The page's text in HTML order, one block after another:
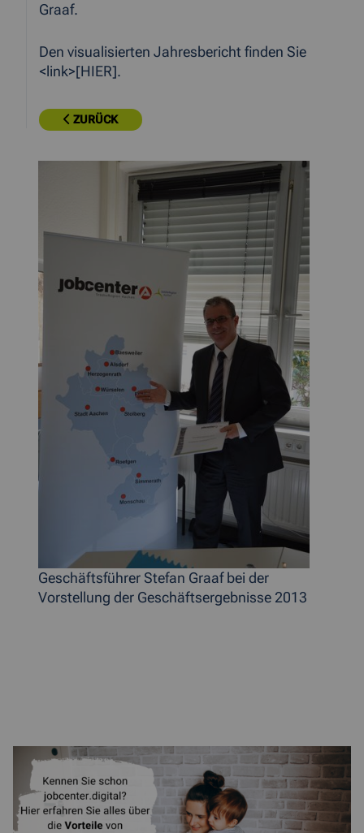
Graaf.
Den visualisierten Jahresbericht finden Sie
<link>[HIER].
ZURÜCK
Geschäftsführer Stefan Graaf bei der
Vorstellung der Geschäftsergebnisse 2013